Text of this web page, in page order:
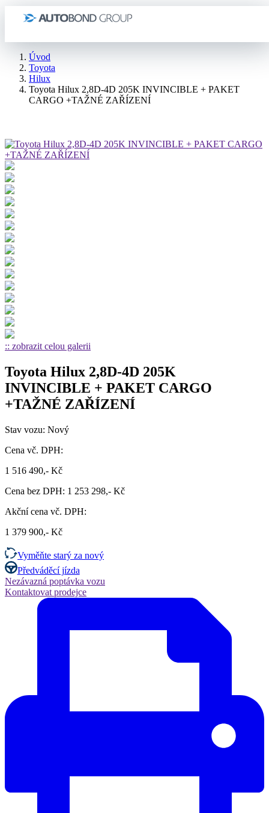
Úvod
Toyota
Hilux
Toyota Hilux 2,8D-4D 205K INVINCIBLE + PAKET
CARGO +TAŽNÉ ZAŘÍZENÍ
:: zobrazit celou galerii
Toyota Hilux 2,8D-4D 205K
INVINCIBLE + PAKET CARGO
+TAŽNÉ ZAŘÍZENÍ
Stav vozu: Nový
Cena vč. DPH:
1 516 490,- Kč
Cena bez DPH: 1 253 298,- Kč
Akční cena vč. DPH:
1 379 900,- Kč
Vyměňte starý za nový
Předváděcí jízda
Nezávazná poptávka vozu
Kontaktovat prodejce